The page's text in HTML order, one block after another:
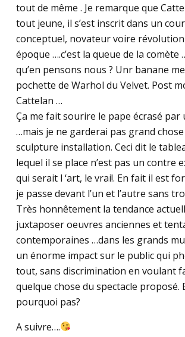
tout de même . Je remarque que
tout jeune, il s’est inscrit dans un
conceptuel, novateur voire
époque ….c’est la queue de la comète
qu’en pensons nous ? Unr banane
pochette de Warhol du Velvet. Post
Cattelan …
Ça me fait sourire le pape écrasé
…mais je ne garderai pas grand
sculpture installation. Ceci dit le
lequel il se place n’est pas un contre
qui serait l ‘art, le vrai!. En fait il est
je passe devant l’un et l’autre sans
Très honnêtement la tendance
juxtaposer oeuvres anciennes et
contemporaines …dans les grands
un énorme impact sur le public qui
tout, sans discrimination en voulant
quelque chose du spectacle proposé.
pourquoi pas?
A suivre….